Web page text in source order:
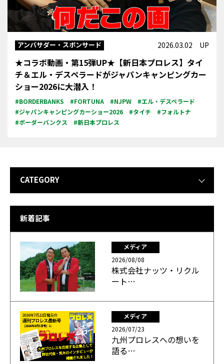
アンバサダー・スポンサード 2026.03.02 UP
★コラボ動画・第15弾UP★【新日本プロレス】タイ
チ＆エル・デスペラードがジャパンキャンピングカー
ショー2026に大潜入！
#BORDERBANKS #FORTUNA #NJPW
#エル・デスペラード
#ジャパンキャンピングカーショー2026
#タイチ
#フォルトナ
#ボーダーバンクス
#新日本プロレス
CATEGORY
新着記事
メディア
2026/08/08
株式会社ナッツ・リクル
ート…
メディア
2026/07/23
九州プロレスへの想いを
語る…